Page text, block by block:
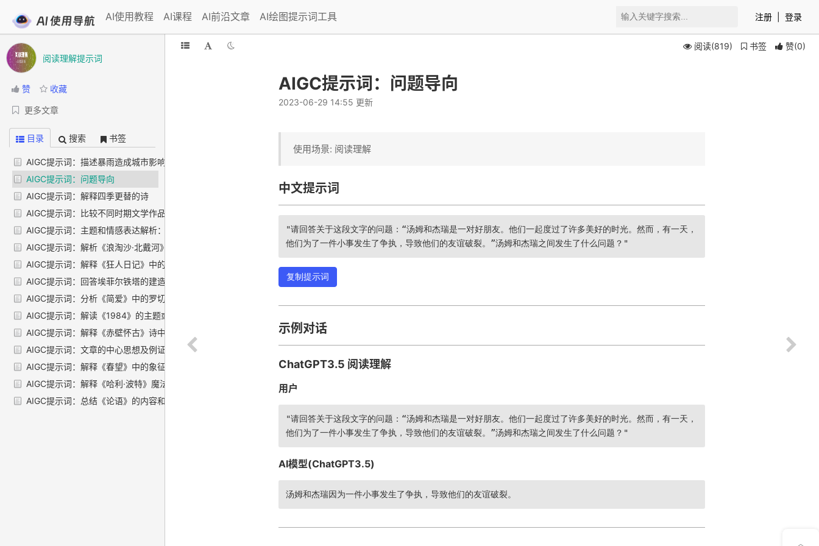
AI使用教程 AI课程 AI前沿文章 AI绘图提示词工具 注册 登录
阅读理解提示词
赞 收藏
更多文章
目录 搜索 书签
AIGC提示词：描述暴雨造成城市影响的段落
AIGC提示词：问题导向
AIGC提示词：解释四季更替的诗
AIGC提示词：比较不同时期文学作品
AIGC提示词：主题和情感表达解析：诗人表达的主题是人生中好好享乐、尽情欢乐的重要性，以及不要让美好的时光白白浪费。情感表达是充满豪情壮志和对快乐生活的向往。
AIGC提示词：解析《浪淘沙·北戴河》中句子情感和历史背景
AIGC提示词：解释《狂人日记》中的自由主义观点
AIGC提示词：回答埃菲尔铁塔的建造年份。
AIGC提示词：分析《简爱》中的罗切斯特先生
AIGC提示词：解读《1984》的主题或核心思想
AIGC提示词：解释《赤壁怀古》诗中的意境和情感
AIGC提示词：文章的中心思想及例证探究
AIGC提示词：解释《春望》中的象征意义
AIGC提示词：解释《哈利·波特》魔法概念的角色
AIGC提示词：总结《论语》的内容和影响 请回答：总结《论语》的内容及影响
阅读(819) 书签 赞(0)
AIGC提示词：问题导向
2023-06-29 14:55 更新
使用场景: 阅读理解
中文提示词
"请回答关于这段文字的问题：“汤姆和杰瑞是一对好朋友。他们一起度过了许多美好的时光。然而，有一天，
他们为了一件小事发生了争执，导致他们的友谊破裂。”汤姆和杰瑞之间发生了什么问题？"
复制提示词
示例对话
ChatGPT3.5 阅读理解
用户
"请回答关于这段文字的问题：“汤姆和杰瑞是一对好朋友。他们一起度过了许多美好的时光。然而，有一天，
他们为了一件小事发生了争执，导致他们的友谊破裂。”汤姆和杰瑞之间发生了什么问题？"
AI模型(ChatGPT3.5)
汤姆和杰瑞因为一件小事发生了争执，导致他们的友谊破裂。